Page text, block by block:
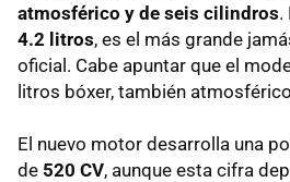
atmosférico y de seis cilindros.
4.2 litros, es el más grande
oficial. Cabe apuntar que el
litros bóxer, también
El nuevo motor desarrolla una
de 520 CV, aunque esta cifra